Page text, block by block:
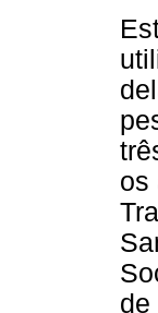
os
de